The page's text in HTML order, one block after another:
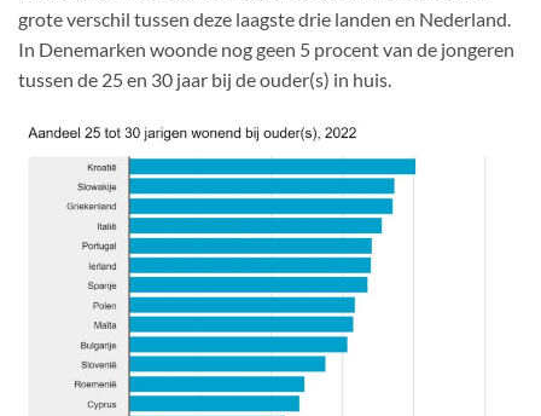
grote verschil tussen deze laagste drie landen en Nederland.
In Denemarken woonde nog geen 5 procent van de jongeren
tussen de 25 en 30 jaar bij de ouder(s) in huis.